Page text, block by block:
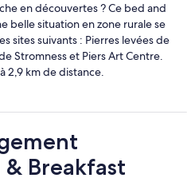
en découvertes ? Ce bed and
belle situation en zone rurale se
sites suivants : Pierres levées de
Stromness et Piers Art Centre.
2,9 km de distance.
Breakfast